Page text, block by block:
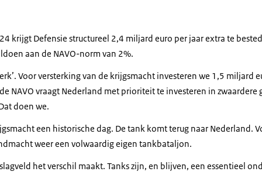
krijgt Defensie structureel 2,4 miljard euro per jaar extra te
aan de NAVO-norm van 2%.
Voor versterking van de krijgsmacht investeren we 1,5 miljard
NAVO vraagt Nederland met prioriteit te investeren in zwaardere
doen we.
een historische dag. De tank komt terug naar Nederland.
weer een volwaardig eigen tankbataljon.
het verschil maakt. Tanks zijn, en blijven, een essentieel